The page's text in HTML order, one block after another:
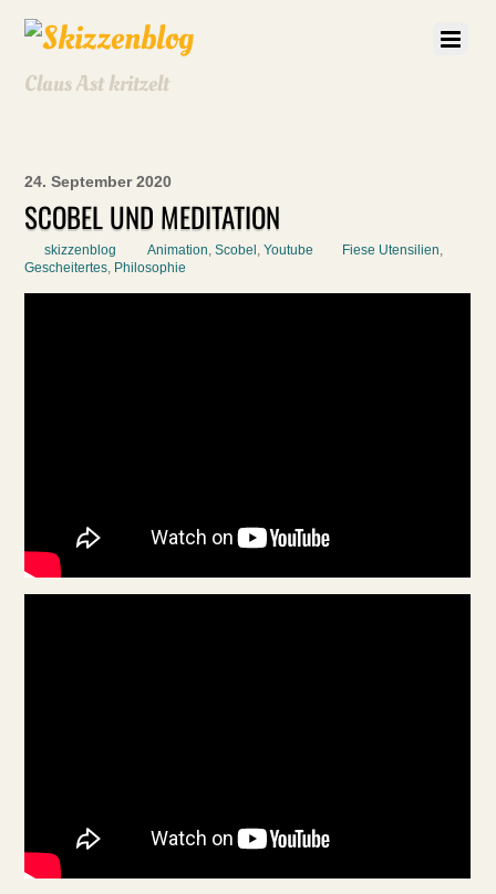
Claus Ast kritzelt
24. September 2020
SCOBEL UND MEDITATION
skizzenblog Animation,Scobel ,Youtube Fiese Utensilien,
Gescheitertes, Philosophie